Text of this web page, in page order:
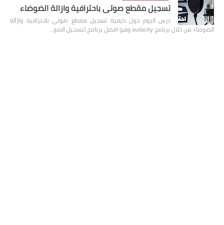
تسجيل مقطع صوتي باحترافية وازالة الضوضاء
درس اليوم حول كيفية تسجيل مقطع صوتي باحترافية وازالة
الضوضاء من خلال برنامج audacity وهو افضل برنامج لتسجيل الصو…